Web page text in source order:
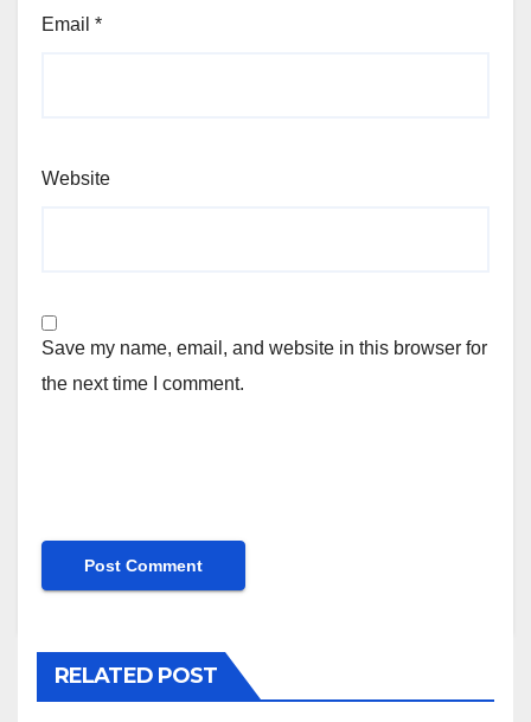
Email *
Website
Save my name, email, and website in this browser for
the next time I comment.
RELATED POST